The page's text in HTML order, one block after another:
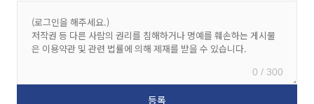
0 / 300